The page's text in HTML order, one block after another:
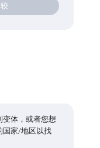
变体，或者您想
国家/地区以找